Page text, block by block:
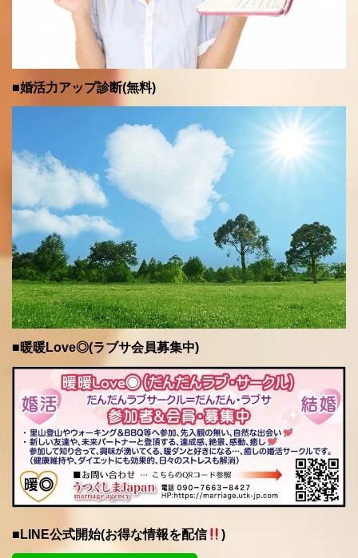
■婚活力アップ診断(無料)
■暖暖Love◎(ラブサ会員募集中)
■LINE公式開始(お得な情報を配信 )